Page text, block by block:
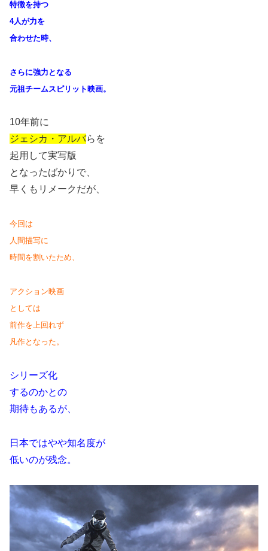
特徴を持つ
4人が力を
合わせた時、
さらに強力となる
元祖チームスピリット映画。
10年前に
ジェシカ・アルバらを
起用して実写版
となったばかりで、
早くもリメークだが、
今回は
人間描写に
時間を割いたため、
アクション映画
としては
前作を上回れず
凡作となった。
シリーズ化
するのかとの
期待もあるが、
日本ではやや知名度が
低いのが残念。